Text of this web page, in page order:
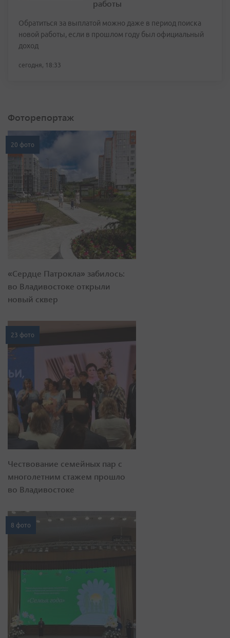
работы
Обратиться за выплатой можно даже в период поиска
новой работы, если в прошлом году был официальный
доход
сегодня, 18:33
Фоторепортаж
20 фото
«Сердце Патрокла» забилось:
во Владивостоке открыли
новый сквер
23 фото
Чествование семейных пар с
многолетним стажем прошло
во Владивостоке
8 фото